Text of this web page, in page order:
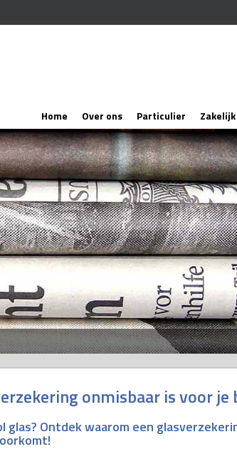
Home Over ons Particulier Zakelijk
onmisbaar is voor je
glas? Ontdek waarom een